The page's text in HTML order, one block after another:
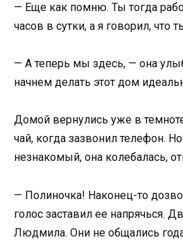
— Еще как помню. Ты тогда
часов в сутки, а я говорил, что
— А теперь мы здесь, — она
начнем делать этот дом
Домой вернулись уже в
чай, когда зазвонил телефон.
незнакомый, она колебалась,
— Полиночка! Наконец-то
голос заставил ее напрячься.
Людмила. Они не общались